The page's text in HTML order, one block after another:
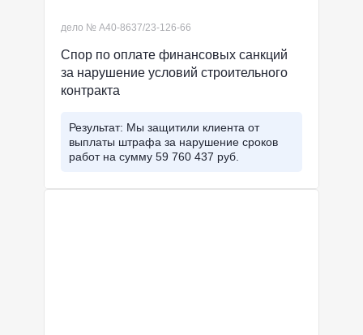
дело № А40-8637/23-126-66
Спор по оплате финансовых санкций
за нарушение условий строительного
контракта
Результат: Мы защитили клиента от
выплаты штрафа за нарушение сроков
работ на сумму 59 760 437 руб.